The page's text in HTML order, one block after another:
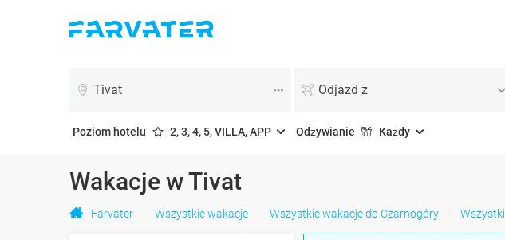
Tivat Odjazd z
Poziom hotelu 2, 3, 4, 5, VILLA, APP Odżywianie Każdy
Wakacje w Tivat
Farvater Wszystkie wakacje Wszystkie wakacje do Czarnogóry